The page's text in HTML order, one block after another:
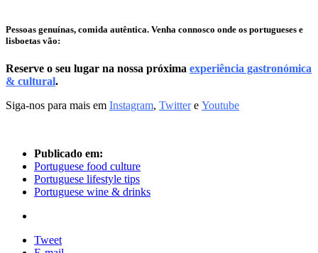
Pessoas genuínas, comida autêntica. Venha connosco onde os portugueses e
lisboetas vão:
Reserve o seu lugar na nossa próxima experiência gastronómica
& cultural.
Siga-nos para mais em Instagram, Twittere Youtube
Publicado em:
Portuguese food culture
Portuguese lifestyle tips
Portuguese wine & drinks
Tweet